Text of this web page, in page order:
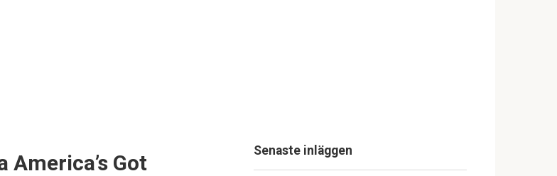
Got
Senaste inläggen